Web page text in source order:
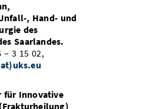
, Hand- und
des
Saarlandes.
– 3 15 02,
für Innovative